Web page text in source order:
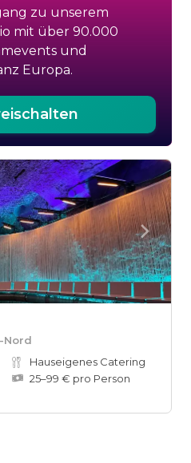
zu unserem
mit über 90.000
und
Europa.
Nord
Hauseigenes Catering
25–99 € pro Person